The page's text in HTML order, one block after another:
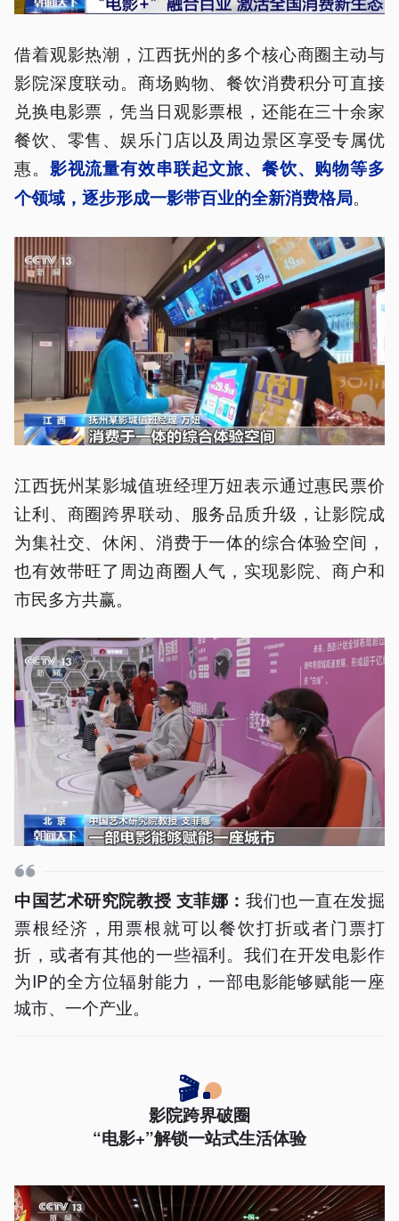
借着观影热潮，江西抚州的多个核心商圈主动与
影院深度联动。商场购物、餐饮消费积分可直接
兑换电影票，凭当日观影票根，还能在三十余家
餐饮、零售、娱乐门店以及周边景区享受专属优
惠。 影视流量有效串联起文旅、餐饮、购物等多
个领域，逐步形成一影带百业的全新消费格局。
江西抚州某影城值班经理万妞表示通过惠民票价
让利、商圈跨界联动、服务品质升级，让影院成
为集社交、休闲、消费于一体的综合体验空间，
也有效带旺了周边商圈人气，实现影院、商户和
市民多方共赢。
中国艺术研究院教授 支菲娜： 我们也一直在发掘
票根经济，用票根就可以餐饮打折或者门票打
折，或者有其他的一些福利。我们在开发电影作
为IP的全方位辐射能力，一部电影能够赋能一座
城市、一个产业。
🎬
影院跨界破圈
“电影+”解锁一站式生活体验